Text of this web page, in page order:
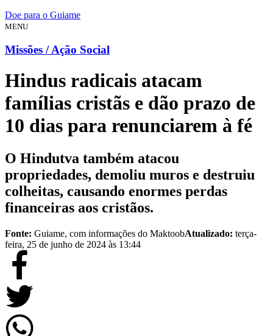
Doe para o Guiame
MENU
Missões / Ação Social
Hindus radicais atacam
famílias cristãs e dão prazo de
10 dias para renunciarem à fé
O Hindutva também atacou
propriedades, demoliu muros e destruiu
colheitas, causando enormes perdas
financeiras aos cristãos.
Fonte: Guiame, com informações do MaktoobAtualizado: terça-
feira, 25 de junho de 2024 às 13:44